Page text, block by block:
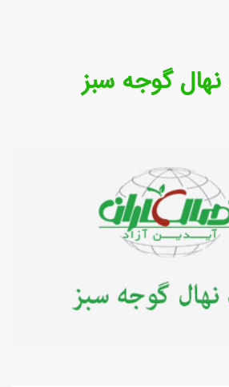
گوجه سبز